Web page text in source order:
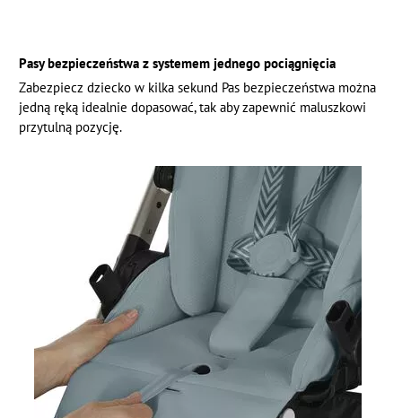
Pasy bezpieczeństwa z systemem jednego pociągnięcia
Zabezpiecz dziecko w kilka sekund Pas bezpieczeństwa można
jedną ręką idealnie dopasować, tak aby zapewnić maluszkowi
przytulną pozycję.